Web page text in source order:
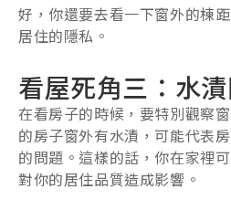
好，你還要去看一下窗外的棟
居住的隱私。
看屋死角三：水
在看房子的時候，要特別觀察
的房子窗外有水漬，可能代表
的問題。這樣的話，你在家裡
對你的居住品質造成影響。